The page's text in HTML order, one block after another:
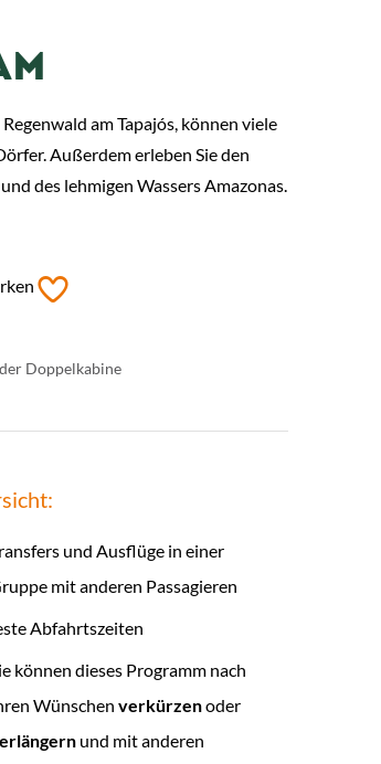
am Tapajós, können viele
Außerdem erleben Sie den
des lehmigen Wassers Amazonas.
Doppelkabine
und Ausflüge in einer
mit anderen Passagieren
Abfahrtszeiten
können dieses Programm nach
Wünschen verkürzenoder
und mit anderen